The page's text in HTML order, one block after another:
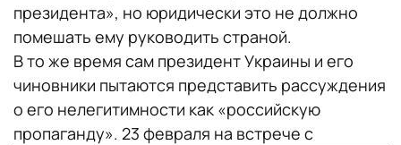
президента», но юридически это не должно
помешать ему руководить страной.
В то же время сам президент Украины и его
чиновники пытаются представить рассуждения
о его нелегитимности как «российскую
пропаганду». 23 февраля на встрече с